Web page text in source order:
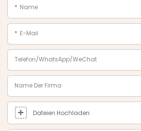
Name
E-Mail
Telefon/WhatsApp/WeChat
Name Der Firma
Dateien Hochladen